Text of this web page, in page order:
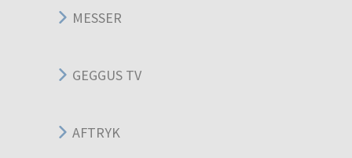
MESSER
GEGGUS TV
AFTRYK